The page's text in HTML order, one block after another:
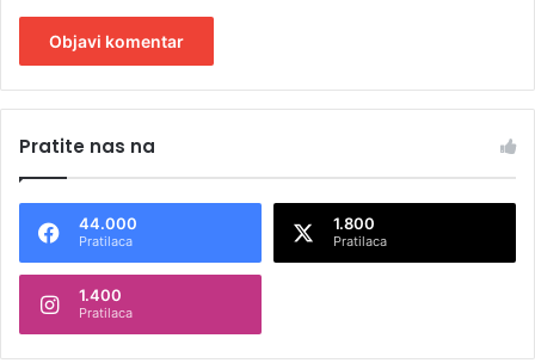
t
n
t
Pratite nas na
44.000
Pratilaca
1.800
Pratilaca
1.400
Pratilaca